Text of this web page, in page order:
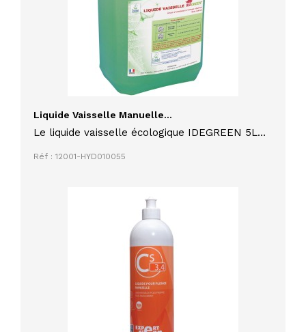
Liquide Vaisselle Manuelle...
Le liquide vaisselle écologique IDEGREEN 5L
formulé pour le nettoyage manuel de la
Réf : 12001-HYD010055